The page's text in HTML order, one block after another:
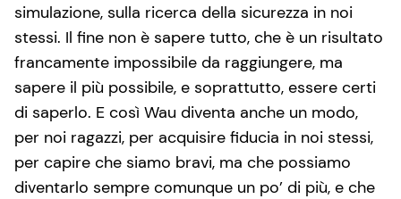
simulazione, sulla ricerca della sicurezza in noi
stessi. Il fine non è sapere tutto, che è un risultato
francamente impossibile da raggiungere, ma
sapere il più possibile, e soprattutto, essere certi
di saperlo. E così Wau diventa anche un modo,
per noi ragazzi, per acquisire fiducia in noi stessi,
per capire che siamo bravi, ma che possiamo
diventarlo sempre comunque un po’ di più, e che